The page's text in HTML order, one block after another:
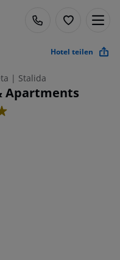
Hotel teilen
| Stalida
Apartments